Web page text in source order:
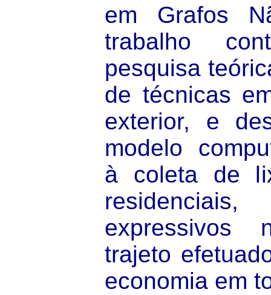
em Grafos
trabalho
pesquisa
de técnicas
exterior, e
modelo
à coleta de
residenciais,
expressivos
trajeto
economia em